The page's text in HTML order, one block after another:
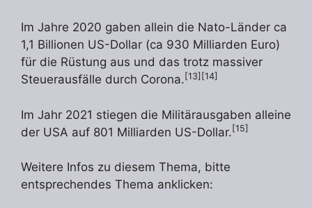
Im Jahre 2020 gaben allein die Nato-Länder ca
1,1 Billionen US-Dollar (ca 930 Milliarden Euro)
für die Rüstung aus und das trotz massiver
Steuerausfälle durch Corona.[13] [14]
Im Jahr 2021 stiegen die Militärausgaben alleine
der USA auf 801 Milliarden US-Dollar. [15]
Weitere Infos zu diesem Thema, bitte
entsprechendes Thema anklicken: